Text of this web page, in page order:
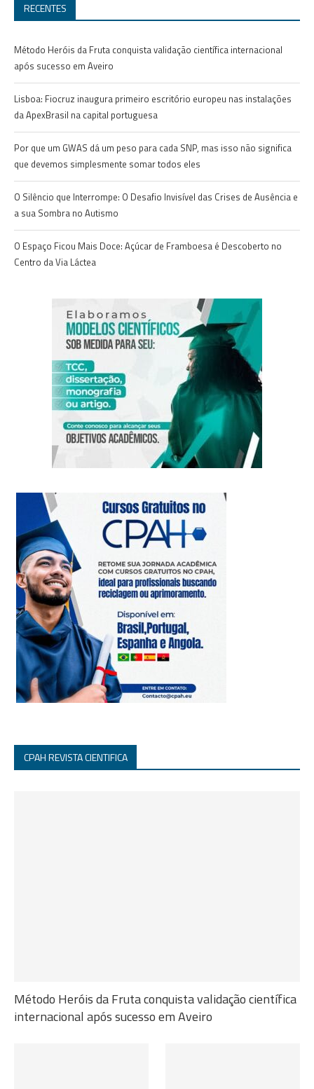
RECENTES
Método Heróis da Fruta conquista validação científica internacional
após sucesso em Aveiro
Lisboa: Fiocruz inaugura primeiro escritório europeu nas instalações
da ApexBrasil na capital portuguesa
Por que um GWAS dá um peso para cada SNP, mas isso não significa
que devemos simplesmente somar todos eles
O Silêncio que Interrompe: O Desafio Invisível das Crises de Ausência e
a sua Sombra no Autismo
O Espaço Ficou Mais Doce: Açúcar de Framboesa é Descoberto no
Centro da Via Láctea
CPAH REVISTA CIENTIFICA
Método Heróis da Fruta conquista validação científica
internacional após sucesso em Aveiro